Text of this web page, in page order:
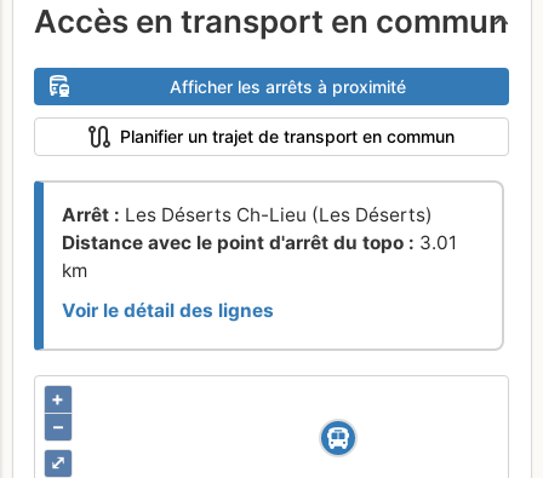
Accès en transport en commun
Afficher les arrêts à proximité
Planifier un trajet de transport en commun
Arrêt : Les Déserts Ch-Lieu (Les Déserts)
Distance avec le point d'arrêt du topo : 3.01
km
Voir le détail des lignes
⤢
+
–